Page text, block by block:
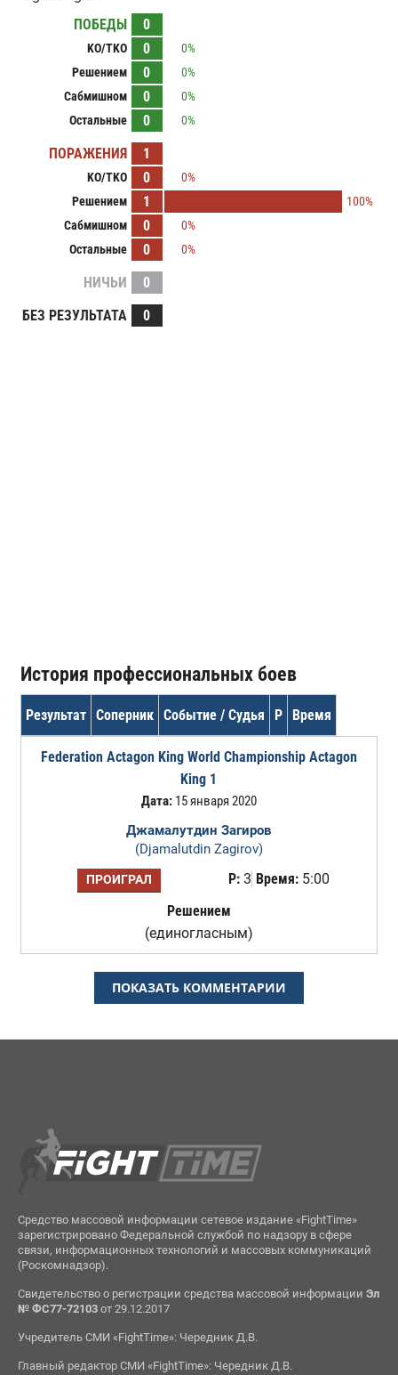
ПОБЕДЫ
0
KO/TKO 0
0%
Решением
0
0%
Сабмишном
0
0%
Остальные
0 0%
ПОРАЖЕНИЯ 1
KO/TKO 0
0%
Решением
1
100%
Сабмишном
0
0%
Остальные
0 0%
НИЧЬИ
0
БЕЗ РЕЗУЛЬТАТА
0
История профессиональных боев
Результат Соперник Событие / Судья Р Время
Federation Actagon King World Championship Actagon
King 1
Дата:15 января 2020
Джамалутдин Загиров
(Djamalutdin Zagirov)
ПРОИГРАЛ Р:3 Время:5:00
Решением
(единогласным)
ПОКАЗАТЬ КОММЕНТАРИИ
Средство массовой информации сетевое издание «FightTime»
зарегистрировано Федеральной службой по надзору в сфере
связи, информационных технологий и массовых коммуникаций
(Роскомнадзор).
Свидетельство о регистрации средства массовой информации Эл
№ ФС77-72103от 29.12.2017
Учредитель СМИ «FightTime»: Чередник Д.В.
Главный редактор СМИ «FightTime»: Чередник Д.В.